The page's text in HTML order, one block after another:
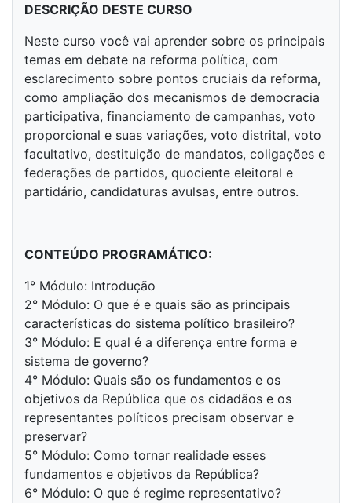
DESCRIÇÃO DESTE CURSO
Neste curso você vai aprender sobre os principais
temas em debate na reforma política, com
esclarecimento sobre pontos cruciais da reforma,
como ampliação dos mecanismos de democracia
participativa, financiamento de campanhas, voto
proporcional e suas variações, voto distrital, voto
facultativo, destituição de mandatos, coligações e
federações de partidos, quociente eleitoral e
partidário, candidaturas avulsas, entre outros.
CONTEÚDO PROGRAMÁTICO:
1° Módulo: Introdução
2° Módulo: O que é e quais são as principais
características do sistema político brasileiro?
3° Módulo: E qual é a diferença entre forma e
sistema de governo?
4° Módulo: Quais são os fundamentos e os
objetivos da República que os cidadãos e os
representantes políticos precisam observar e
preservar?
5° Módulo: Como tornar realidade esses
fundamentos e objetivos da República?
6° Módulo: O que é regime representativo?